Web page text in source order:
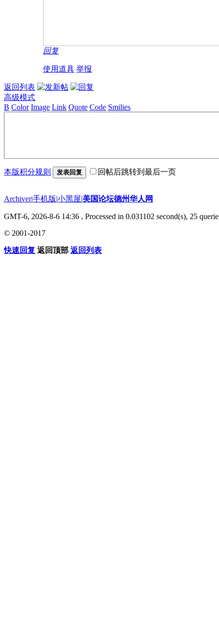
回复
使用道具 举报
返回列表
高级模式
B Color Image Link Quote Code Smilies
本版积分规则 发表回复 回帖后跳转到最后一页
Archiver|手机版|小黑屋|美国论坛德州华人网
GMT-6, 2026-8-6 14:36 , Processed in 0.031102 second(s), 25
© 2001-2017
快速回复 返回顶部 返回列表